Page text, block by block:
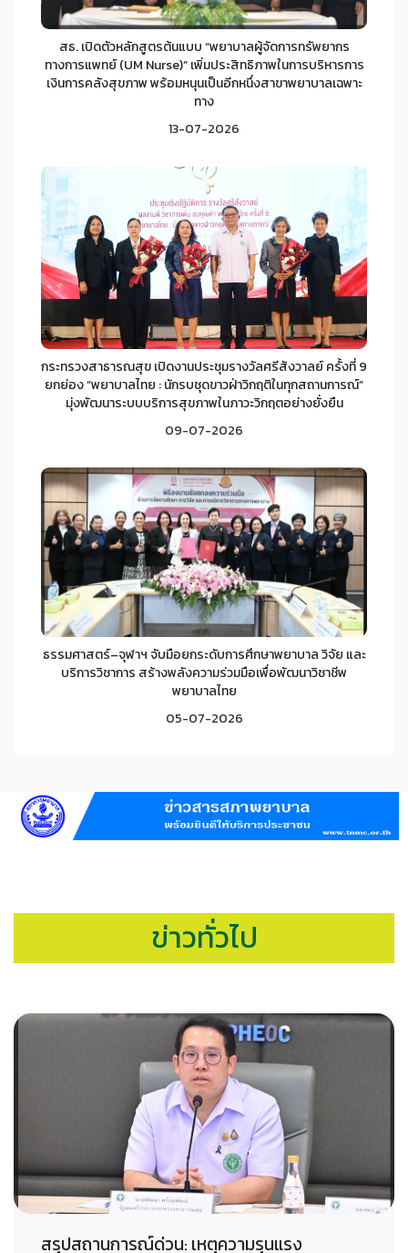
สธ. เปิดตัวหลักสูตรต้นแบบ “พยาบาลผู้จัดการทรัพยากร
ทางการแพทย์ (UM Nurse)” เพิ่มประสิทธิภาพในการบริหารการ
เงินการคลังสุขภาพ พร้อมหนุนเป็นอีกหนึ่งสาขาพยาบาลเฉพาะ
ทาง
13-07-2026
กระทรวงสาธารณสุข เปิดงานประชุมรางวัลศรีสังวาลย์ ครั้งที่ 9
ยกย่อง “พยาบาลไทย : นักรบชุดขาวฝ่าวิกฤติในทุกสถานการณ์”
มุ่งพัฒนาระบบบริการสุขภาพในภาวะวิกฤตอย่างยั่งยืน
09-07-2026
ธรรมศาสตร์–จุฬาฯ จับมือยกระดับการศึกษาพยาบาล วิจัย และ
บริการวิชาการ สร้างพลังความร่วมมือเพื่อพัฒนาวิชาชีพ
พยาบาลไทย
05-07-2026
ข่าวทั่วไป
สรุปสถานการณ์ด่วน: เหตุความรุนแรง